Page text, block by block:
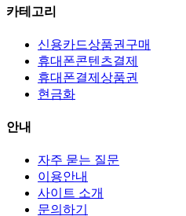
카테고리
신용카드상품권구매
휴대폰콘텐츠결제
휴대폰결제상품권
현금화
안내
자주 묻는 질문
이용안내
사이트 소개
문의하기